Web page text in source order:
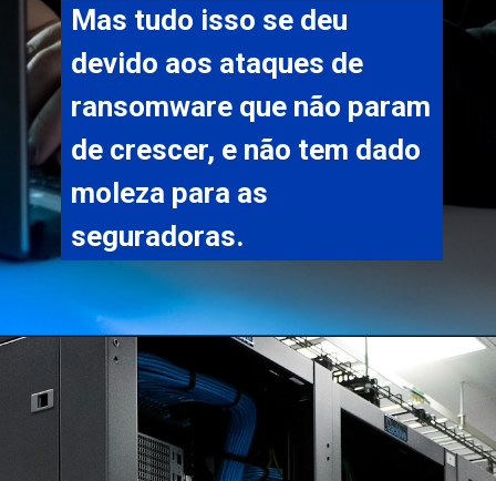
Mas tudo isso se deu
devido aos ataques de
ransomware que não param
de crescer, e não tem dado
moleza para as
seguradoras.